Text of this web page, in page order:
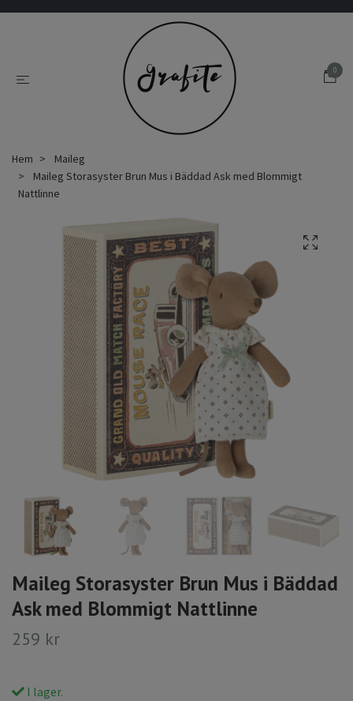
0
Hem
Maileg
Maileg Storasyster Brun Mus i Bäddad Ask med Blommigt
Nattlinne
Maileg Storasyster Brun Mus i Bäddad
Ask med Blommigt Nattlinne
259 kr
I lager.